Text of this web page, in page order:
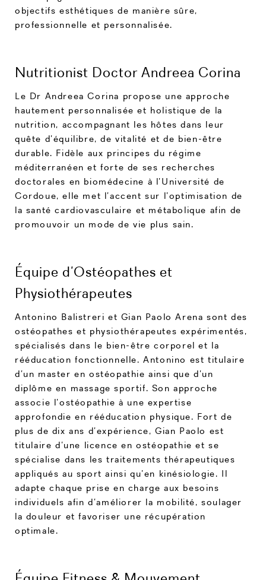
objectifs esthétiques de manière sûre,
professionnelle et personnalisée.
Nutritionist Doctor Andreea Corina
Le Dr Andreea Corina propose une approche
hautement personnalisée et holistique de la
nutrition, accompagnant les hôtes dans leur
quête d’équilibre, de vitalité et de bien-être
durable. Fidèle aux principes du régime
méditerranéen et forte de ses recherches
doctorales en biomédecine à l’Université de
Cordoue, elle met l’accent sur l’optimisation de
la santé cardiovasculaire et métabolique afin de
promouvoir un mode de vie plus sain.
Équipe d’Ostéopathes et
Physiothérapeutes
Antonino Balistreri et Gian Paolo Arena sont des
ostéopathes et physiothérapeutes expérimentés,
spécialisés dans le bien-être corporel et la
rééducation fonctionnelle. Antonino est titulaire
d’un master en ostéopathie ainsi que d’un
diplôme en massage sportif. Son approche
associe l’ostéopathie à une expertise
approfondie en rééducation physique. Fort de
plus de dix ans d’expérience, Gian Paolo est
titulaire d’une licence en ostéopathie et se
spécialise dans les traitements thérapeutiques
appliqués au sport ainsi qu’en kinésiologie. Il
adapte chaque prise en charge aux besoins
individuels afin d’améliorer la mobilité, soulager
la douleur et favoriser une récupération
optimale.